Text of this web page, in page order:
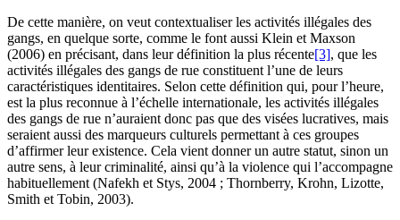
De cette manière, on veut contextualiser les activités illégales des
gangs, en quelque sorte, comme le font aussi Klein et Maxson
(2006) en précisant, dans leur définition la plus récente[3], que les
activités illégales des gangs de rue constituent l’une de leurs
caractéristiques identitaires. Selon cette définition qui, pour l’heure,
est la plus reconnue à l’échelle internationale, les activités illégales
des gangs de rue n’auraient donc pas que des visées lucratives, mais
seraient aussi des marqueurs culturels permettant à ces groupes
d’affirmer leur existence. Cela vient donner un autre statut, sinon un
autre sens, à leur criminalité, ainsi qu’à la violence qui l’accompagne
habituellement (Nafekh et Stys, 2004 ; Thornberry, Krohn, Lizotte,
Smith et Tobin, 2003).